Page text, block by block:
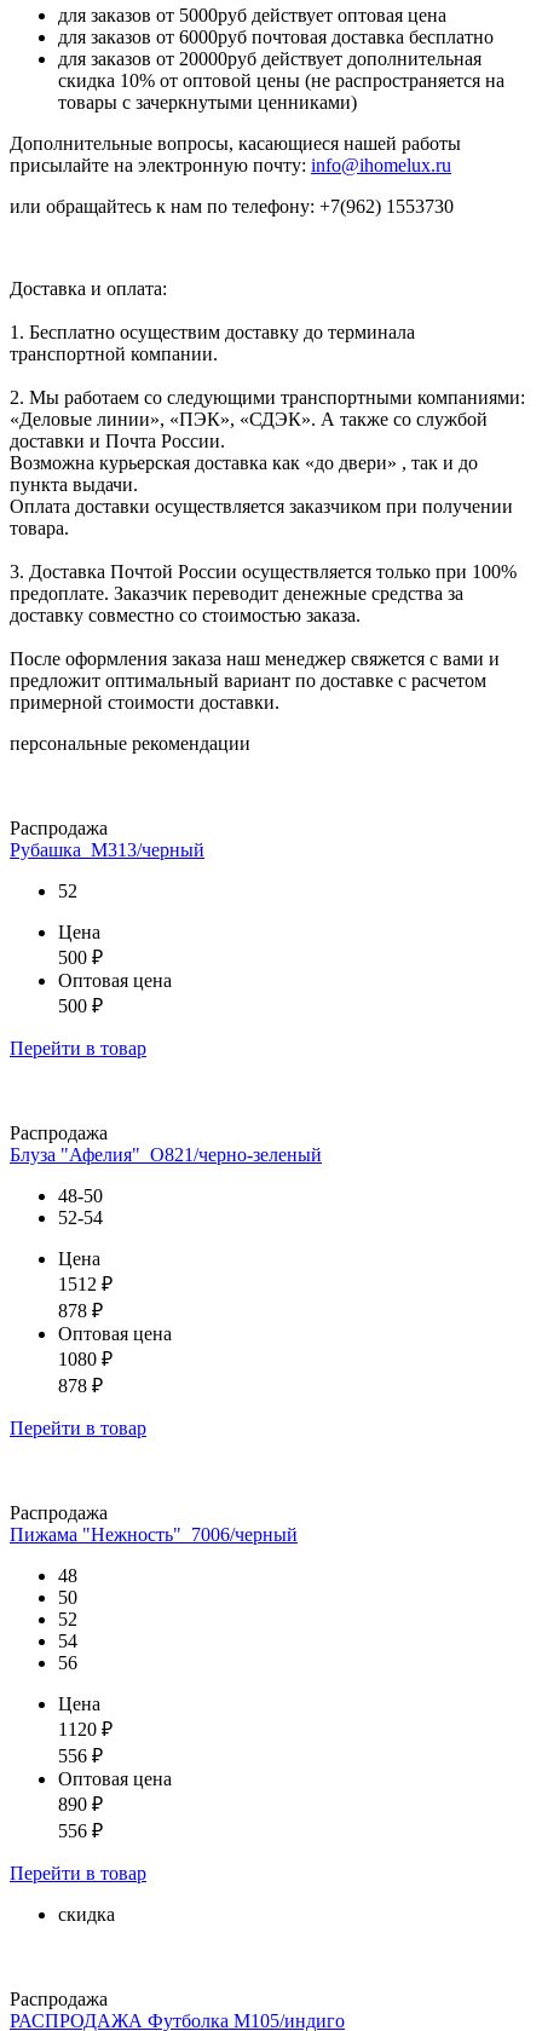
для заказов от 5000руб действует оптовая цена
для заказов от 6000руб почтовая доставка бесплатно
для заказов от 20000руб действует дополнительная
скидка 10% от оптовой цены (не распространяется на
товары с зачеркнутыми ценниками)
Дополнительные вопросы, касающиеся нашей работы
присылайте на электронную почту: info@ihomelux.ru
или обращайтесь к нам по телефону: +7(962) 1553730
Доставка и оплата:
1. Бесплатно осуществим доставку до терминала
транспортной компании.
2. Мы работаем со следующими транспортными компаниями:
«Деловые линии», «ПЭК», «СДЭК». А также со службой
доставки и Почта России.
Возможна курьерская доставка как «до двери» , так и до
пункта выдачи.
Оплата доставки осуществляется заказчиком при получении
товара.
3. Доставка Почтой России осуществляется только при 100%
предоплате. Заказчик переводит денежные средства за
доставку совместно со стоимостью заказа.
После оформления заказа наш менеджер свяжется с вами и
предложит оптимальный вариант по доставке с расчетом
примерной стоимости доставки.
персональные рекомендации
Распродажа
Рубашка_М313/черный
52
Цена
500 ₽
Оптовая цена
500 ₽
Перейти в товар
Распродажа
Блуза "Афелия"_О821/черно-зеленый
48-50
52-54
Цена
1512 ₽
878 ₽
Оптовая цена
1080 ₽
878 ₽
Перейти в товар
Распродажа
Пижама "Нежность"_7006/черный
48
50
52
54
56
Цена
1120 ₽
556 ₽
Оптовая цена
890 ₽
556 ₽
Перейти в товар
скидка
Распродажа
РАСПРОДАЖА Футболка М105/индиго